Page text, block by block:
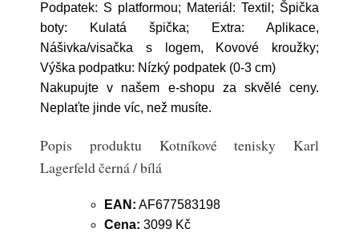
Podpatek: S platformou; Materiál: Textil; Špička
boty: Kulatá špička; Extra: Aplikace,
Nášivka/visačka s logem, Kovové kroužky;
Výška podpatku: Nízký podpatek (0-3 cm)
Nakupujte v našem e-shopu za skvělé ceny.
Neplaťte jinde víc, než musíte.
Popis produktu Kotníkové tenisky Karl
Lagerfeld černá / bílá
EAN: AF677583198
Cena: 3099 Kč